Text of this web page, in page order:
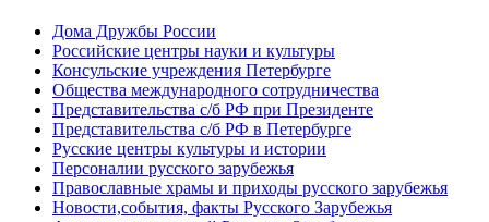
Дома Дружбы России
Российские центры науки и культуры
Консульские учреждения Петербурге
Общества международного сотрудничества
Представительства с/б РФ при Президенте
Представительства с/б РФ в Петербурге
Русские центры культуры и истории
Персоналии русского зарубежья
Православные храмы и приходы русского зарубежья
Новости,события, факты Русского Зарубежья